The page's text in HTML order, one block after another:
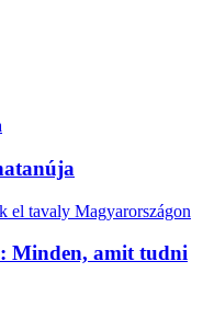
Minden, amit tudni